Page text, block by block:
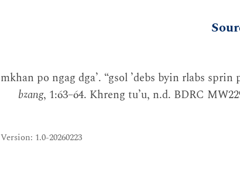
mkhan po ngag dgaʼ. “gsol ʼdebs byin rlabs
bzang, 1:63–64. Khreng tuʼu, n.d. BDRC
Version: 1.0-20260223